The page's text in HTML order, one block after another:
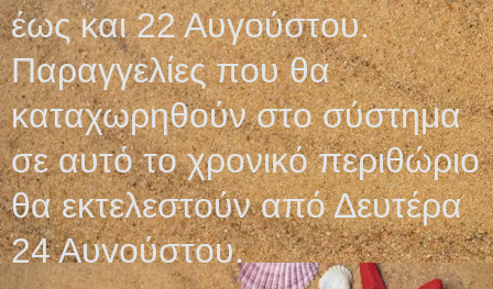
Σχετικά προϊόντα
έως και 22 Αυγούστου.
Παραγγελίες που θα
καταχωρηθούν στο σύστημα
σε αυτό το χρονικό περιθώριο
θα εκτελεστούν από Δευτέρα
24 Αυγούστου.